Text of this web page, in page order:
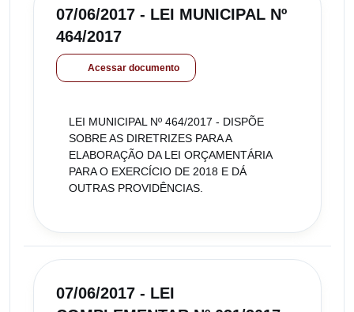
07/06/2017 - LEI MUNICIPAL Nº
464/2017
Acessar documento
LEI MUNICIPAL Nº 464/2017 - DISPÕE
SOBRE AS DIRETRIZES PARA A
ELABORAÇÃO DA LEI ORÇAMENTÁRIA
PARA O EXERCÍCIO DE 2018 E DÁ
OUTRAS PROVIDÊNCIAS.
07/06/2017 - LEI